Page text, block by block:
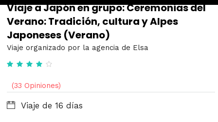
Viaje a Japón en grupo: Ceremonias del
Verano: Tradición, cultura y Alpes
Japoneses (Verano)
Viaje organizado por la agencia de Elsa
(33 Opiniones)
Viaje de 16 días